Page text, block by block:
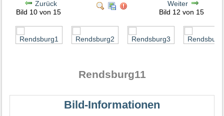
Zurück
Bild 10 von 15
Weiter
Bild 12 von 15
Rendsburg11
Bild-Informationen